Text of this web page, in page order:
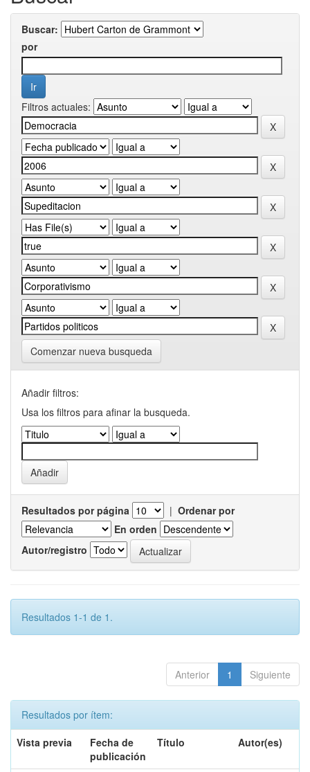
Buscar:
por
Filtros actuales:
Comenzar nueva busqueda
Añadir filtros:
Usa los filtros para afinar la busqueda.
Resultados por página | Ordenar por
En orden
Autor/registro
Resultados 1-1 de 1.
Anterior 1 Siguiente
Resultados por ítem:
Vista previa
Fecha de
publicación
Título Autor(es)